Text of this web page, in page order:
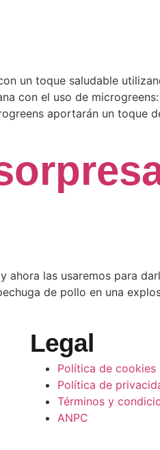
un toque saludable
con el uso de
aportarán un toque
las usaremos para
de pollo en una
Legal
Política de cookies
Política de
Términos y
ANPC